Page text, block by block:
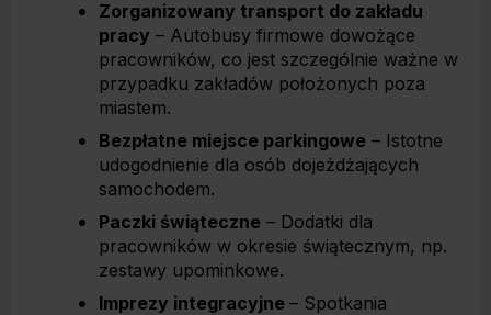
Zorganizowany transport do zakładu
pracy – Autobusy firmowe dowożące
pracowników, co jest szczególnie ważne w
przypadku zakładów położonych poza
miastem.
Bezpłatne miejsce parkingowe – Istotne
udogodnienie dla osób dojeżdżających
samochodem.
Paczki świąteczne – Dodatki dla
pracowników w okresie świątecznym, np.
zestawy upominkowe.
Imprezy integracyjne – Spotkania